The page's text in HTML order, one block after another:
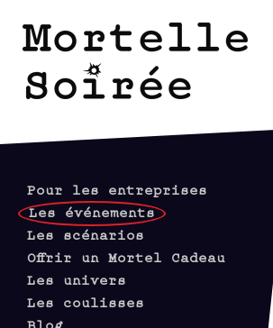
Pour les entreprises
Les événements
Les scénarios
Offrir un Mortel Cadeau
Les univers
Les coulisses
Blog